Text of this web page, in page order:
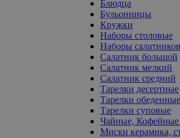
Блюдца
Бульонницы
Кружки
Наборы столовые
Наборы салатников
Салатник большой
Салатник мелкий
Салатник средний
Тарелки десертные
Тарелки обеденные
Тарелки суповые
Чайные, Кофейные
Миски керамика,